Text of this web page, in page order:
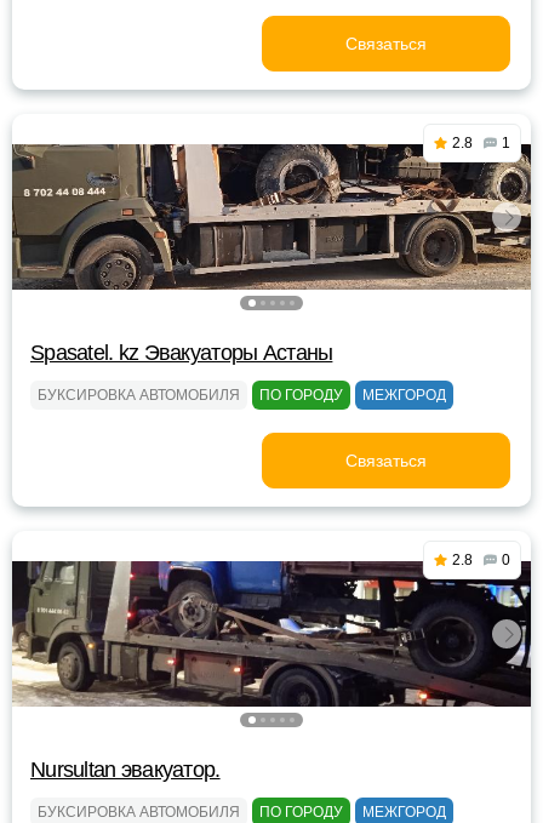
Связаться
2.8 1
Spasatel. kz Эвакуаторы Астаны
БУКСИРОВКА АВТОМОБИЛЯ ПО ГОРОДУ МЕЖГОРОД
Связаться
2.8 0
Nursultan эвакуатор.
БУКСИРОВКА АВТОМОБИЛЯ ПО ГОРОДУ МЕЖГОРОД